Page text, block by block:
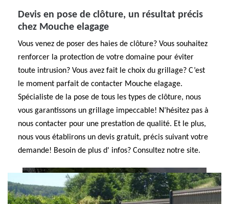
Devis en pose de clôture, un résultat précis
chez Mouche elagage
Vous venez de poser des haies de clôture? Vous souhaitez
renforcer la protection de votre domaine pour éviter
toute intrusion? Vous avez fait le choix du grillage? C’est
le moment parfait de contacter Mouche elagage.
Spécialiste de la pose de tous les types de clôture, nous
vous garantissons un grillage impeccable! N’hésitez pas à
nous contacter pour une prestation de qualité. Et le plus,
nous vous établirons un devis gratuit, précis suivant votre
demande! Besoin de plus d' infos? Consultez notre site.